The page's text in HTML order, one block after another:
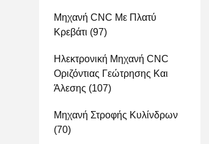
Μηχανή CNC Με Πλατύ
Κρεβάτι (97)
Ηλεκτρονική Μηχανή CNC
Οριζόντιας Γεώτρησης Και
Άλεσης (107)
Μηχανή Στροφής Κυλίνδρων
(70)